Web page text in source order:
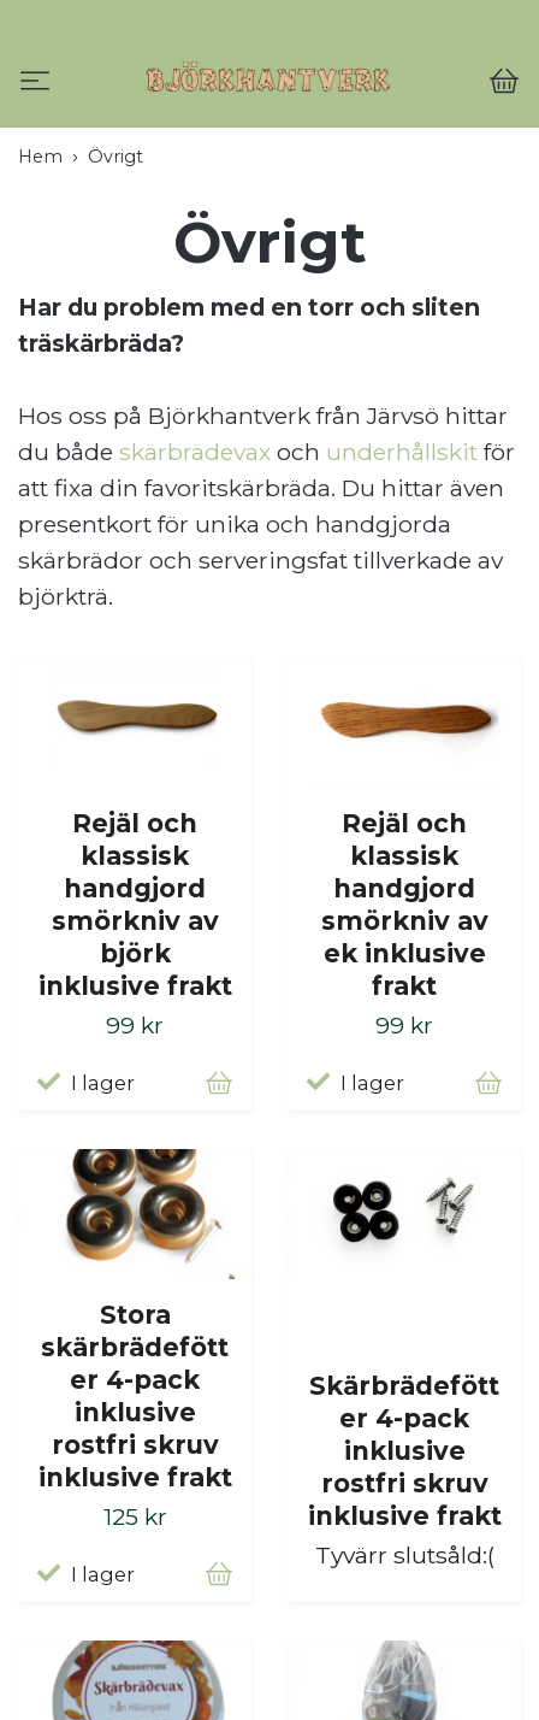
Hem Övrigt
Övrigt
Har du problem med en torr och sliten
träskärbräda?
Hos oss på Björkhantverk från Järvsö hittar
du både skärbrädevax och underhållskit för
att fixa din favoritskärbräda. Du hittar även
presentkort för unika och handgjorda
skärbrädor och serveringsfat tillverkade av
björkträ.
Rejäl och
klassisk
handgjord
smörkniv av
björk
inklusive frakt
99 kr
I lager
Rejäl och
klassisk
handgjord
smörkniv av
ek inklusive
frakt
99 kr
I lager
Stora
skärbrädefött
er 4-pack
inklusive
rostfri skruv
inklusive frakt
125 kr
I lager
Skärbrädefött
er 4-pack
inklusive
rostfri skruv
inklusive frakt
Tyvärr slutsåld:(